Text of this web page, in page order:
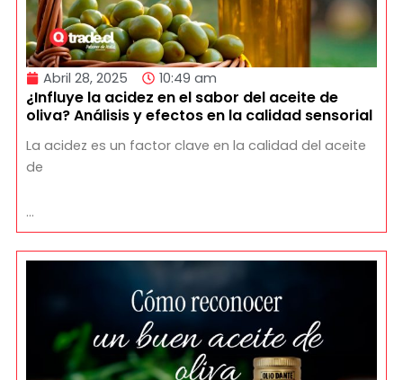
Abril 28, 2025 10:49 am
¿Influye la acidez en el sabor del aceite de
oliva? Análisis y efectos en la calidad sensorial
La acidez es un factor clave en la calidad del aceite
de
…